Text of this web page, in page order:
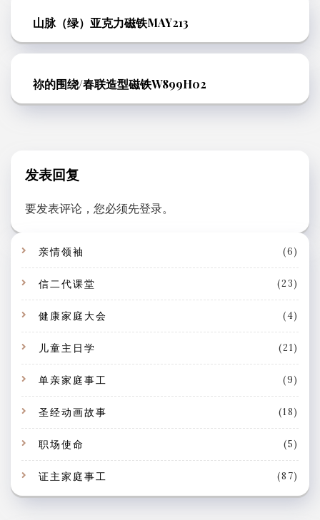
山脉（绿）亚克力磁铁MAY213
祢的围绕/春联造型磁铁W899H02
发表回复
要发表评论，您必须先登录。
亲情领袖 (6)
信二代课堂 (23)
健康家庭大会 (4)
儿童主日学 (21)
单亲家庭事工 (9)
圣经动画故事 (18)
职场使命 (5)
证主家庭事工 (87)